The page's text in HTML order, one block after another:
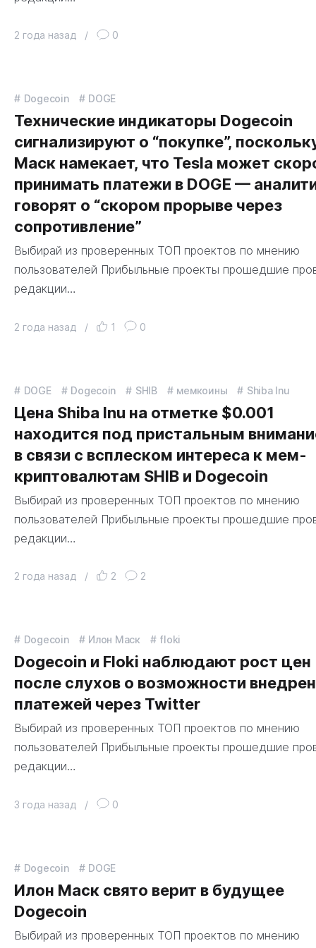
2 года назад / 0
Dogecoin DOGE
Технические индикаторы Dogecoin
сигнализируют о “покупке”,
Маск намекает, что Tesla может
принимать платежи в DOGE —
говорят о “скором прорыве через
сопротивление”
Выбирай из проверенных ТОП проектов по мнению
пользователей Прибыльные проекты прошедшие
редакции…
2 года назад / 1 0
DOGE Dogecoin SHIB мемкоины Shiba Inu
Цена Shiba Inu на отметке $0.001
находится под пристальным
в связи с всплеском интереса к мем-
криптовалютам SHIB и Dogecoin
Выбирай из проверенных ТОП проектов по мнению
пользователей Прибыльные проекты прошедшие
редакции…
2 года назад / 2 2
Dogecoin Илон Маск floki
Dogecoin и Floki наблюдают рост цен
после слухов о возможности
платежей через Twitter
Выбирай из проверенных ТОП проектов по мнению
пользователей Прибыльные проекты прошедшие
редакции…
3 года назад / 0
Dogecoin DOGE
Илон Маск свято верит в будущее
Dogecoin
Выбирай из проверенных ТОП проектов по мнению